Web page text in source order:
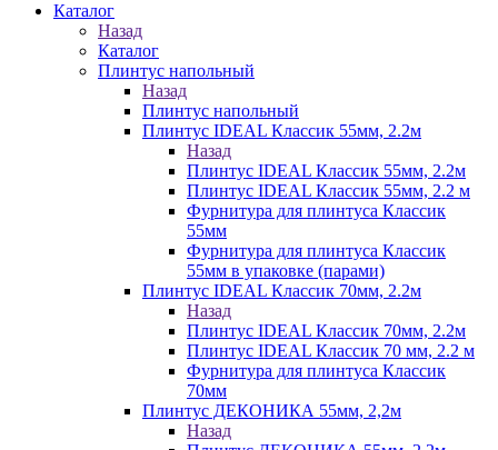
Каталог
Назад
Каталог
Плинтус напольный
Назад
Плинтус напольный
Плинтус IDEAL Классик 55мм, 2.2м
Назад
Плинтус IDEAL Классик 55мм, 2.2м
Плинтус IDEAL Классик 55мм, 2.2 м
Фурнитура для плинтуса Классик
55мм
Фурнитура для плинтуса Классик
55мм в упаковке (парами)
Плинтус IDEAL Классик 70мм, 2.2м
Назад
Плинтус IDEAL Классик 70мм, 2.2м
Плинтус IDEAL Классик 70 мм, 2.2 м
Фурнитура для плинтуса Классик
70мм
Плинтус ДЕКОНИКА 55мм, 2,2м
Назад